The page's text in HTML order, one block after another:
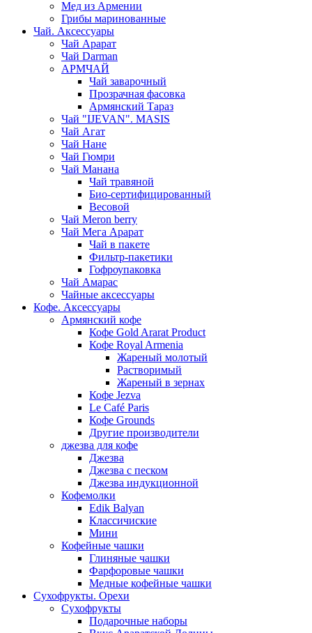
Мед из Армении
Грибы маринованные
Чай. Аксессуары
Чай Арарат
Чай Darman
АРМЧАЙ
Чай заварочный
Прозрачная фасовка
Армянский Тараз
Чай "IJEVAN". MASIS
Чай Агат
Чай Нане
Чай Гюмри
Чай Манана
Чай травяной
Био-сертифицированный
Весовой
Чай Meron berry
Чай Мега Арарат
Чай в пакете
Фильтр-пакетики
Гофроупаковка
Чай Амарас
Чайные аксессуары
Кофе. Аксессуары
Армянский кофе
Кофе Gold Ararat Product
Кофе Royal Armenia
Жареный молотый
Растворимый
Жареный в зернах
Кофе Jezva
Le Café Paris
Кофе Grounds
Другие производители
джезва для кофе
Джезва
Джезва с песком
Джезва индукционной
Кофемолки
Edik Balyan
Классичиские
Мини
Кофейные чашки
Глиняные чашки
Фарфоровые чашки
Медные кофейные чашки
Сухофрукты. Орехи
Сухофрукты
Подарочные наборы